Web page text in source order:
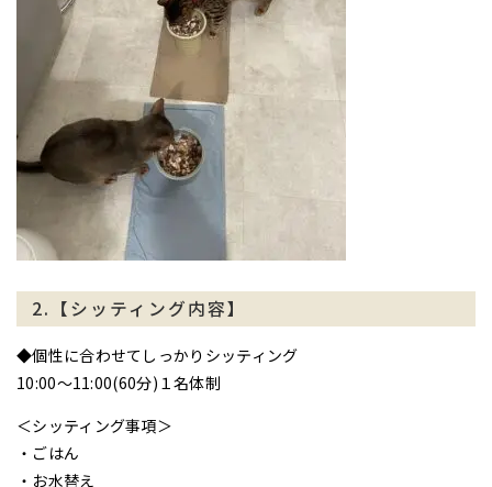
2.【シッティング内容】
◆個性に合わせてしっかりシッティング
10:00〜11:00(60分)１名体制
＜シッティング事項＞
・ごはん
・お水替え